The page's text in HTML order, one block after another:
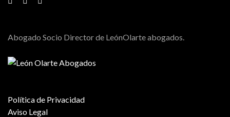
Abogado Socio Director de LeónOlarte abogados.
Política de Privacidad
Aviso Legal